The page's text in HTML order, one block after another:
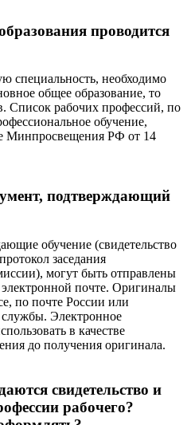
проводится
специальность, необходимо
общее образование, то
Список рабочих профессий, по
обучение,
Минпросвещения РФ от 14
подтверждающий
обучение (свидетельство
заседания
могут быть отправлены
почте. Оригиналы
по почте России или
Электронное
в качестве
до получения оригинала.
свидетельство и
рабочего?